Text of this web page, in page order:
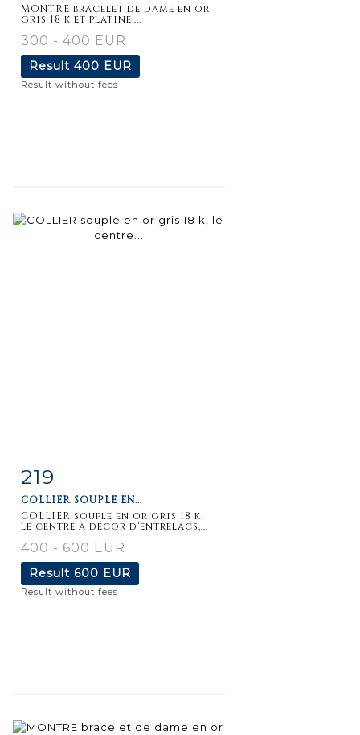
MONTRE bracelet de dame en or
gris 18 k et platine,...
300 - 400 EUR
Result 400 EUR
Result without fees
Item detail
219
COLLIER SOUPLE EN...
COLLIER souple en or gris 18 k,
le centre à décor d'entrelacs,...
400 - 600 EUR
Result 600 EUR
Result without fees